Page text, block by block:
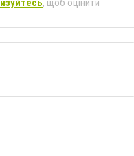
, щоб оцінити